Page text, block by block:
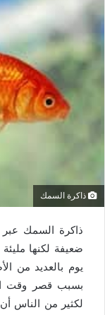
ذاكرة السمك
ذاكرة السمك
ضعيفة لكنها
يوم بالعديد من
بسبب قصر وقت